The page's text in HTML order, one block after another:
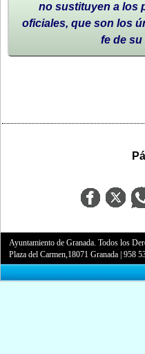
no sustituyen a los
oficiales, que son los
fe de
Ayuntamiento de Granada. Todos los
Plaza del Carmen,18071 Granada |958